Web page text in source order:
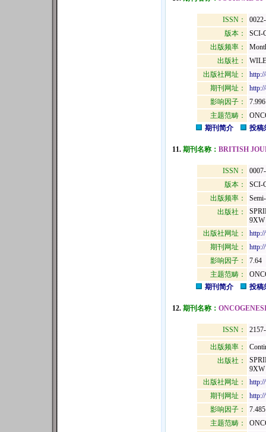
ISSN：
版本：
SCI-
出版频率：
出版社：
出版社网址：
期刊网址：
影响因子：
7.996
主题范畴：
期刊简介
投稿
11. 期刊名称： BRITISH
ISSN：
版本：
SCI-
出版频率：
出版社：
9XW
出版社网址：
期刊网址：
影响因子：
7.64
主题范畴：
期刊简介
投稿
12. 期刊名称：
ISSN：
出版频率：
出版社：
9XW
出版社网址：
期刊网址：
影响因子：
7.485
主题范畴：